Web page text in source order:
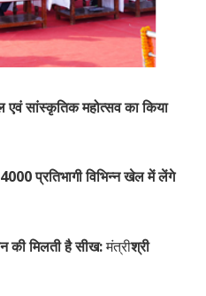
एवं सांस्कृतिक महोत्सव का किया
प्रतिभागी विभिन्न खेल में लेंगे
की मिलती है सीख:मंत्रीश्री